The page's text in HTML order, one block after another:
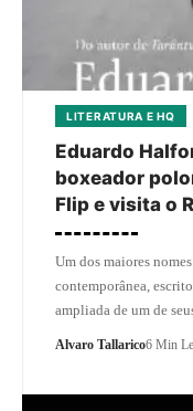
LITERATURA E HQ
Eduardo
boxeador
Flip e visita o
Um dos maiores
contemporânea,
ampliada de um de
Alvaro Tallarico6 Min